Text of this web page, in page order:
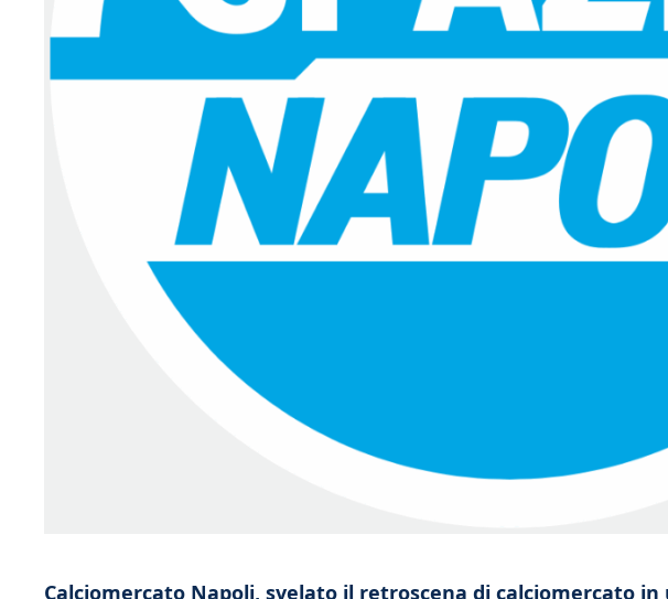
Calciomercato Napoli, svelato il retroscena di calciomercato